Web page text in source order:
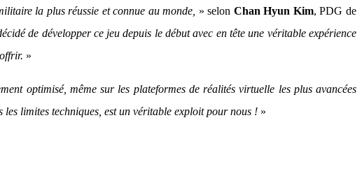
la plus réussie et connue au monde, » selon Chan Hyun Kim, PDG de
de développer ce jeu depuis le début avec en tête une véritable expérience
»
optimisé, même sur les plateformes de réalités virtuelle les plus avancées
limites techniques, est un véritable exploit pour nous ! »